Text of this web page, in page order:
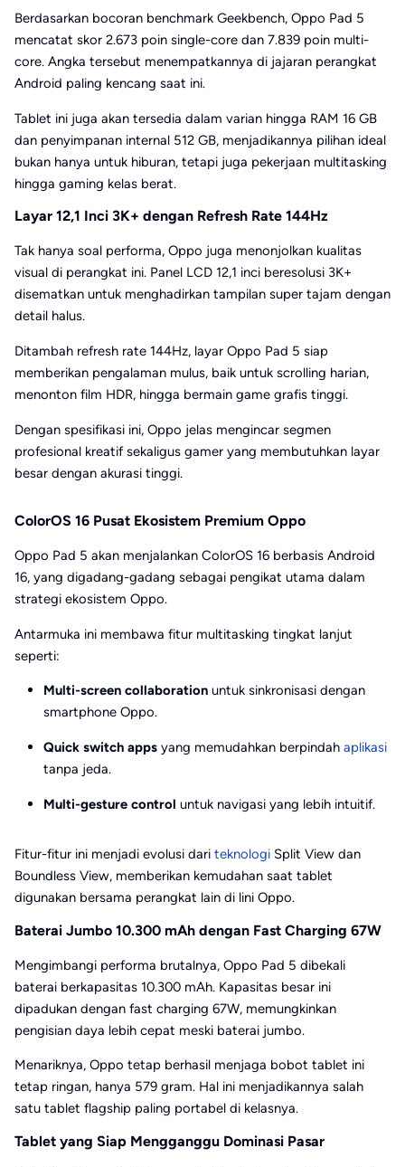
Berdasarkan bocoran benchmark Geekbench, Oppo Pad 5
mencatat skor 2.673 poin single-core dan 7.839 poin multi-
core. Angka tersebut menempatkannya di jajaran perangkat
Android paling kencang saat ini.
Tablet ini juga akan tersedia dalam varian hingga RAM 16 GB
dan penyimpanan internal 512 GB, menjadikannya pilihan ideal
bukan hanya untuk hiburan, tetapi juga pekerjaan multitasking
hingga gaming kelas berat.
Layar 12,1 Inci 3K+ dengan Refresh Rate 144Hz
Tak hanya soal performa, Oppo juga menonjolkan kualitas
visual di perangkat ini. Panel LCD 12,1 inci beresolusi 3K+
disematkan untuk menghadirkan tampilan super tajam dengan
detail halus.
Ditambah refresh rate 144Hz, layar Oppo Pad 5 siap
memberikan pengalaman mulus, baik untuk scrolling harian,
menonton film HDR, hingga bermain game grafis tinggi.
Dengan spesifikasi ini, Oppo jelas mengincar segmen
profesional kreatif sekaligus gamer yang membutuhkan layar
besar dengan akurasi tinggi.
ColorOS 16 Pusat Ekosistem Premium Oppo
Oppo Pad 5 akan menjalankan ColorOS 16 berbasis Android
16, yang digadang-gadang sebagai pengikat utama dalam
strategi ekosistem Oppo.
Antarmuka ini membawa fitur multitasking tingkat lanjut
seperti:
Multi-screen collaboration untuk sinkronisasi dengan
smartphone Oppo.
Quick switch apps yang memudahkan berpindah aplikasi
tanpa jeda.
Multi-gesture control untuk navigasi yang lebih intuitif.
Fitur-fitur ini menjadi evolusi dari teknologi Split View dan
Boundless View, memberikan kemudahan saat tablet
digunakan bersama perangkat lain di lini Oppo.
Baterai Jumbo 10.300 mAh dengan Fast Charging 67W
Mengimbangi performa brutalnya, Oppo Pad 5 dibekali
baterai berkapasitas 10.300 mAh. Kapasitas besar ini
dipadukan dengan fast charging 67W, memungkinkan
pengisian daya lebih cepat meski baterai jumbo.
Menariknya, Oppo tetap berhasil menjaga bobot tablet ini
tetap ringan, hanya 579 gram. Hal ini menjadikannya salah
satu tablet flagship paling portabel di kelasnya.
Tablet yang Siap Mengganggu Dominasi Pasar